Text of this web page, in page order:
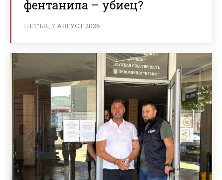
фентанила – убиец?
ПЕТЪК, 7 АВГУСТ 2026